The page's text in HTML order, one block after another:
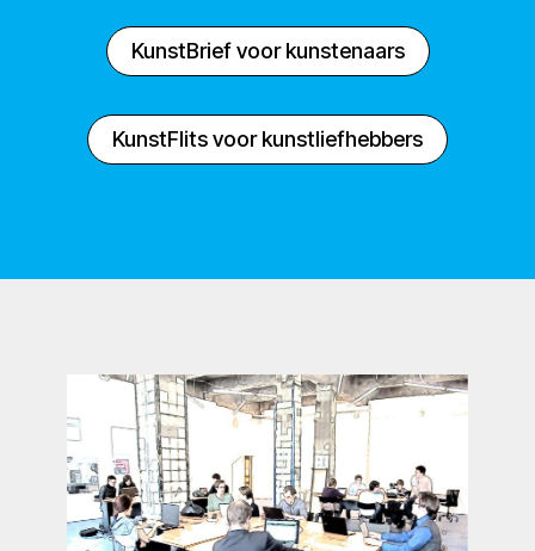
KunstBrief voor kunstenaars
KunstFlits voor kunstliefhebbers